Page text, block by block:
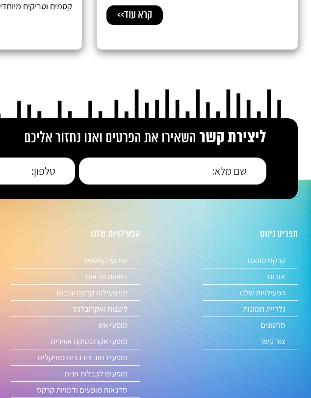
קרא עוד>>
קסמים וטריקים
ליצירת קשר השאירו את הפרטים ואנו נחזור אליכם
תפריט ניווט
קרקס סוואגו
אודות
הפעילויות שלנו
גלריית תמונות
סרטונים
צור קשר
הפעילויות שלנו
אירועי קונספט
דמויות מראות
ימי פעילות קרקס וגיבוש
ליצנות ואקרובלנס
מופעי אש
מופעי אקרובטיקה אווירית
מופעי רחוב והרכבים מוזיקלים
מופעים לקבלות פנים
סדנאות מופעים ודמויות קרקס